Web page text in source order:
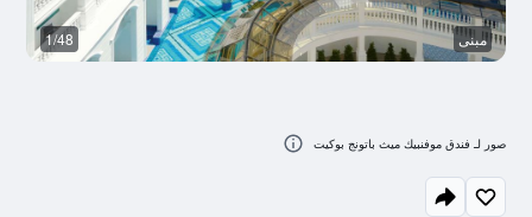
مبنى 1/48
صور لـ فندق موفنبيك ميث باتونج بوكيت